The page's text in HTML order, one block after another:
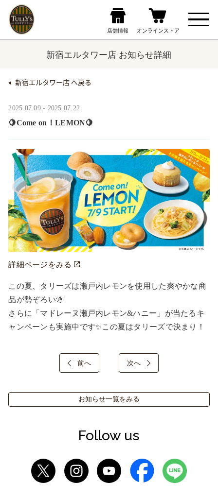
新宿エルタワー店 お知らせ詳細
新宿エルタワー店 へ戻る
2025.07.09 - 2025.07.22
🍋Come on！LEMON🍋
詳細ページをみる
この夏、タリーズは瀬戸内レモンを使用した爽やかな商
品が勢ぞろい🌞
さらに「マドレーヌ瀬戸内レモン&ハニー」が当たるキ
ャンペーンも実施中です✨この夏はタリーズで決まり！
前へ 次へ
お知らせ一覧をみる
Follow us